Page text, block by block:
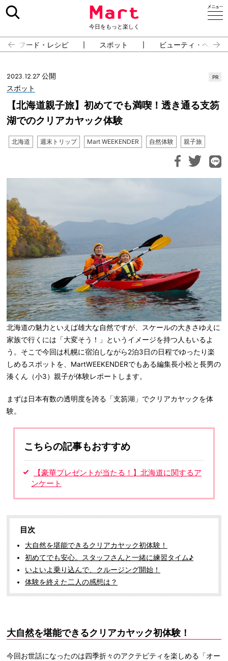
今日をもっと楽しく
フード・レシピ スポット ビューティ・ヘルス
2023.12.27 公開
スポット
PR
【北海道親子旅】初めてでも満喫！透き通る支笏
湖でのクリアカヤック体験
北海道 週末トリップ Mart WEEKENDER 自然体験 親子旅
北海道の魅力といえば雄大な自然ですが、スケールの大きさゆえに
家族で行くには「大変そう！」というイメージを持つ人もいるよ
う。そこで今回は札幌に宿泊しながら2泊3日の日程でゆったり楽
しめるスポットを、MartWEEKENDERでもある編集長小松と長男の
湊くん（小3）親子が体験レポートします。
まずは日本有数の透明度を誇る「支笏湖」でクリアカヤックを体
験。
こちらの記事もおすすめ
【豪華プレゼントが当たる！】北海道に関するア
ンケート
目次
大自然を堪能できるクリアカヤック初体験！
初めてでも安心。スタッフさんと一緒に練習タイム♪
いよいよ乗り込んで、クルージング開始！
体験を終えた二人の感想は？
大自然を堪能できるクリアカヤック初体験！
今回お世話になったのは四季折々のアクテビティを楽しめる「オー